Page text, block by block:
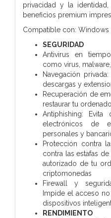
privacidad y la
beneficios premium
Compatible con:
SEGURIDAD
Antivirus en
como virus,
Navegación
descargas y
Recuperación de
restaurar tu
Antiphishing:
electrónicos de
personales y
Protección contra
contra las estafas
autorizado de tu
criptomonedas
Firewall y
Impide el acceso
dispositivos
RENDIMIENTO